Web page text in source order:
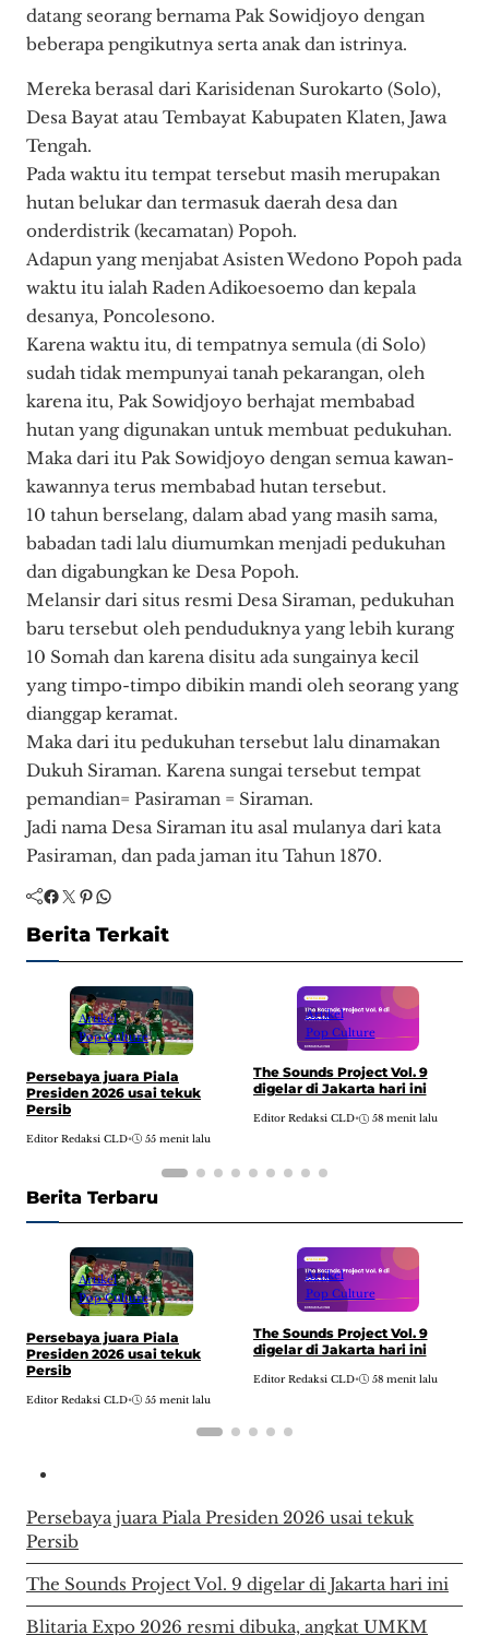
datang seorang bernama Pak Sowidjoyo dengan
beberapa pengikutnya serta anak dan istrinya.
Mereka berasal dari Karisidenan Surokarto (Solo),
Desa Bayat atau Tembayat Kabupaten Klaten, Jawa
Tengah.
Pada waktu itu tempat tersebut masih merupakan
hutan belukar dan termasuk daerah desa dan
onderdistrik (kecamatan) Popoh.
Adapun yang menjabat Asisten Wedono Popoh pada
waktu itu ialah Raden Adikoesoemo dan kepala
desanya, Poncolesono.
Karena waktu itu, di tempatnya semula (di Solo)
sudah tidak mempunyai tanah pekarangan, oleh
karena itu, Pak Sowidjoyo berhajat membabad
hutan yang digunakan untuk membuat pedukuhan.
Maka dari itu Pak Sowidjoyo dengan semua kawan-
kawannya terus membabad hutan tersebut.
10 tahun berselang, dalam abad yang masih sama,
babadan tadi lalu diumumkan menjadi pedukuhan
dan digabungkan ke Desa Popoh.
Melansir dari situs resmi Desa Siraman, pedukuhan
baru tersebut oleh penduduknya yang lebih kurang
10 Somah dan karena disitu ada sungainya kecil
yang timpo-timpo dibikin mandi oleh seorang yang
dianggap keramat.
Maka dari itu pedukuhan tersebut lalu dinamakan
Dukuh Siraman. Karena sungai tersebut tempat
pemandian= Pasiraman = Siraman.
Jadi nama Desa Siraman itu asal mulanya dari kata
Pasiraman, dan pada jaman itu Tahun 1870.
Facebook Twitter Pinterest WhatsApp
Berita Terkait
Artikel
Pop Culture
Persebaya juara Piala
Presiden 2026 usai tekuk
Persib
Editor Redaksi CLD• 55 menit lalu
Artikel
Pop Culture
The Sounds Project Vol. 9
digelar di Jakarta hari ini
Editor Redaksi CLD• 58 menit lalu
Berita Terbaru
Artikel
Pop Culture
Persebaya juara Piala
Presiden 2026 usai tekuk
Persib
Editor Redaksi CLD• 55 menit lalu
Artikel
Pop Culture
The Sounds Project Vol. 9
digelar di Jakarta hari ini
Editor Redaksi CLD• 58 menit lalu
Persebaya juara Piala Presiden 2026 usai tekuk
Persib
The Sounds Project Vol. 9 digelar di Jakarta hari ini
Blitaria Expo 2026 resmi dibuka, angkat UMKM